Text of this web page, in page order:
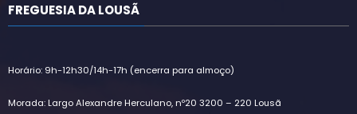
FREGUESIA DA LOUSÃ
Horário: 9h-12h30/14h-17h (encerra para almoço)
Morada: Largo Alexandre Herculano, nº20 3200 – 220 Lousã